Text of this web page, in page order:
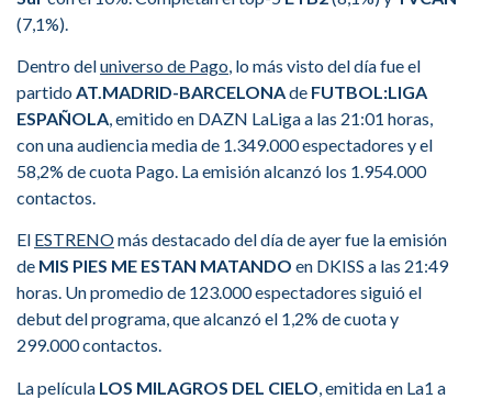
(7,1%).
Dentro deluniverso de Pago, lo más visto del día fue el
partido AT.MADRID-BARCELONAde FUTBOL:LIGA
ESPAÑOLA, emitido en DAZN LaLiga a las 21:01 horas,
con una audiencia media de 1.349.000 espectadores y el
58,2% de cuota Pago. La emisión alcanzó los 1.954.000
contactos.
El ESTRENOmás destacado del día de ayer fue la emisión
de MIS PIES ME ESTAN MATANDO en DKISS a las 21:49
horas. Un promedio de 123.000 espectadores siguió el
debut del programa, que alcanzó el 1,2% de cuota y
299.000 contactos.
La película LOS MILAGROS DEL CIELO, emitida en La1 a